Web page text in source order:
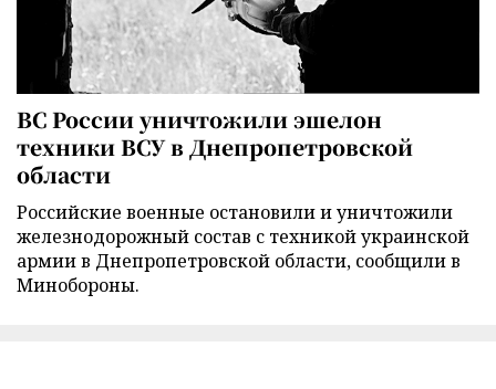
ВС России уничтожили эшелон
техники ВСУ в Днепропетровской
области
Российские военные остановили и уничтожили
железнодорожный состав с техникой украинской
армии в Днепропетровской области, сообщили в
Минобороны.